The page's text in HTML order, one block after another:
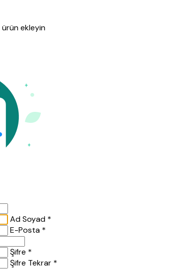
ürün ekleyin
Ad Soyad *
E-Posta *
Şifre *
Şifre Tekrar *